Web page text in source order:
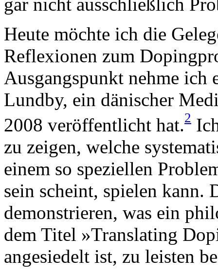
Heute möchte ich die
Reflexionen zum
Ausgangspunkt nehme ich
Lundby, ein dänischer
2008 veröffentlicht hat.2
zu zeigen, welche
einem so speziellen
sein scheint, spielen
demonstrieren, was ein
dem Titel »Translating
angesiedelt ist, zu leisten